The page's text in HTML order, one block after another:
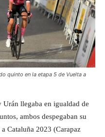
quinto en la etapa 5 de Vuelta a
Urán llegaba en igualdad de
ambos despegaban su
Cataluña 2023 (Carapaz